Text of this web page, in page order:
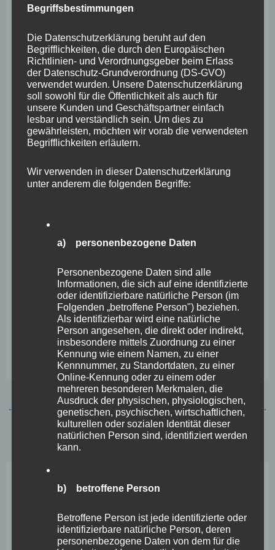
müssen.
Wir werden jetzt auswerten, welche diesbezüglichen
Ansatzpunkte sich aus diesem Gutachten ergeben. Ich
erachte es als nicht ausgeschlossen, dass es ein
Wiedersehen unter anderem mit ADD-Präsident Thomas
Linnertz und Ex-Vizepräsidentin Begona Herrman im
Untersuchungsausschuss geben wird.Interessant wird
Staatsanwaltschaft Koblenz ihre Linie halten will,
Ermittlungsverfahren nur gegen den Ex-Landrat Pföhler
und materielle Überforderung der TEL bietet genügend
Anlass, darüber nachdenken zu müssen, inwieweit die
bereits am 14. Juli 2021 erkennbar bei der ADD lag.
Zumal Maßnahmen wie die Aktivierung von MoWaS
definitiv Menschenleben hätte retten können. Die ADD
hätte nämlich die Möglichkeit gehabt, MoWaS zu
aktivieren.“
← Vorheriger Beitrag Nächster Beitrag →
Neueste Beiträge
Wefelscheid lehnt Verfassungsänderung ab
Begriffsbestimmungen
Die Datenschutzerklärung beruht auf den
Begrifflichkeiten, die durch den Europäischen
Richtlinien- und Verordnungsgeber beim Erlass
der Datenschutz-Grundverordnung (DS-GVO)
verwendet wurden. Unsere Datenschutzerklärung
soll sowohl für die Öffentlichkeit als auch für
unsere Kunden und Geschäftspartner einfach
lesbar und verständlich sein. Um dies zu
gewährleisten, möchten wir vorab die verwendeten
Begrifflichkeiten erläutern.
Wir verwenden in dieser Datenschutzerklärung
unter anderem die folgenden Begriffe:
a) personenbezogene Daten
Personenbezogene Daten sind alle
Informationen, die sich auf eine identifizierte
oder identifizierbare natürliche Person (im
Folgenden „betroffene Person") beziehen.
Als identifizierbar wird eine natürliche
Person angesehen, die direkt oder indirekt,
insbesondere mittels Zuordnung zu einer
Kennung wie einem Namen, zu einer
Kennnummer, zu Standortdaten, zu einer
Online-Kennung oder zu einem oder
mehreren besonderen Merkmalen, die
Ausdruck der physischen, physiologischen,
genetischen, psychischen, wirtschaftlichen,
kulturellen oder sozialen Identität dieser
natürlichen Person sind, identifiziert werden
kann.
b) betroffene Person
Betroffene Person ist jede identifizierte oder
identifizierbare natürliche Person, deren
personenbezogene Daten von dem für die